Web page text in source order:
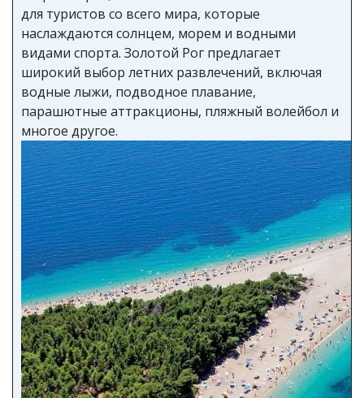
для туристов со всего мира, которые
наслаждаются солнцем, морем и водными
видами спорта. Золотой Рог предлагает
широкий выбор летних развлечений, включая
водные лыжи, подводное плавание,
парашютные аттракционы, пляжный волейбол и
многое другое.